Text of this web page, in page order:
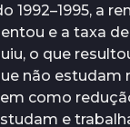
1992–1995, a
e a taxa
o que
não estudam
como
e